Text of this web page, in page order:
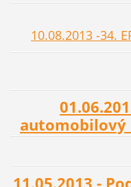
10.08.2013 -34.
automobilový